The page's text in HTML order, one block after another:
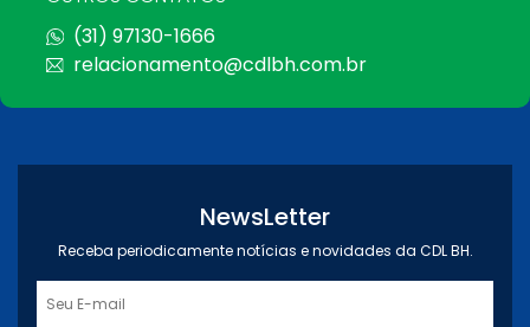
(31) 97130-1666
relacionamento@cdlbh.com.br
NewsLetter
Receba periodicamente notícias e novidades da CDL BH.